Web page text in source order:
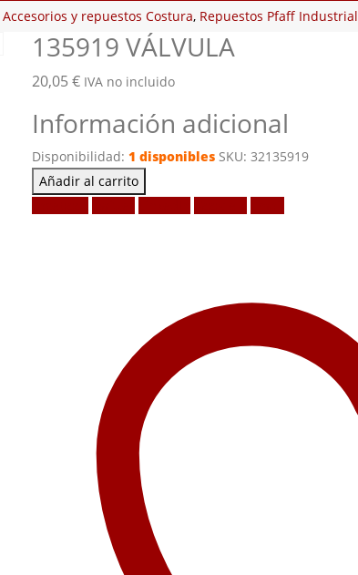
Accesorios y repuestos Costura, Repuestos Pfaff Industrial
135919 VÁLVULA
20,05€ IVA no incluido
Información adicional
Disponibilidad: 1 disponibles SKU: 32135919
Añadir al carrito